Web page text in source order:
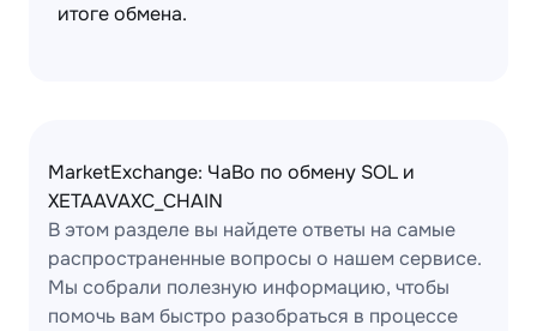
итоге обмена.
MarketExchange: ЧаВо по обмену SOL и
XETAAVAXC_CHAIN
В этом разделе вы найдете ответы на самые
распространенные вопросы о нашем сервисе.
Мы собрали полезную информацию, чтобы
помочь вам быстро разобраться в процессе